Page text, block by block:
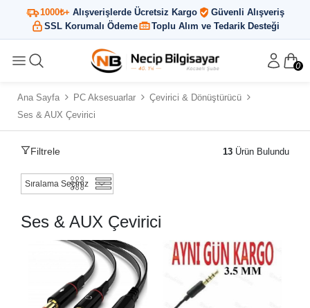
1000₺+ Alışverişlerde Ücretsiz Kargo
Güvenli Alışveriş
SSL Korumalı Ödeme
Toplu Alım ve Tedarik Desteği
0
Ana Sayfa PC Aksesuarlar
Çevirici & Dönüştürücü
Ses & AUX Çevirici
Filtrele 13 Ürün Bulundu
Ses & AUX Çevirici